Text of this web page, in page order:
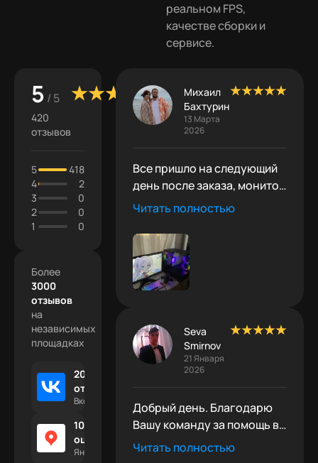
реальном FPS,
качестве сборки и
сервисе.
5 / 5
420
отзывов
5
418
4
2
3
0
2
0
1
0
Более
3000
отзывов
на
независимых
площадках
2000 +
отзывов
Вконтакте
1000 +
оценок
Яндекс.Отзывы
Михаил
Бахтурин
13 Марта
2026
Все пришло на следующий
день после заказа, монитор
взят там же, все летает,
Читать полностью
Seva
Smirnov
21 Января
2026
Добрый день. Благодарю
Вашу команду за помощь в
выборе мощного ПК. Всё
Читать полностью